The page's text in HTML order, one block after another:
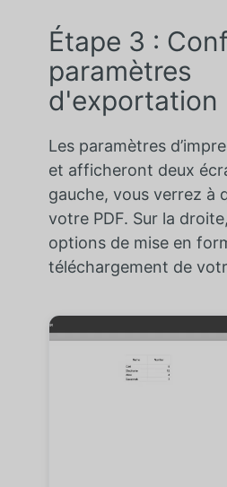
Étape 3 :
paramètres
d'exportation
Les paramètres
et afficheront deux
gauche, vous verrez à
votre PDF. Sur la
options de mise en
téléchargement de